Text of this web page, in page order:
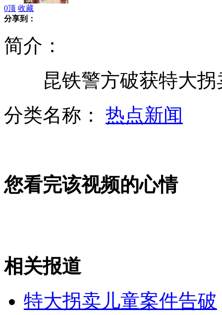
美洲狮崽卖萌扯裤腿不让管理员离开
一楼盘促销 "摸宝马赢宝马"比赛
0顶 收藏
分享到：
简介：
昆铁警方破获特大拐
分类名称： 热点新闻
您看完该视频的心情
相关报道
特大拐卖儿童案件告破